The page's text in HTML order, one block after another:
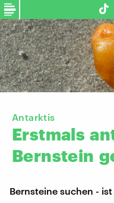
Antarktis
Erstmals
Bernstein
Bernsteine suchen -